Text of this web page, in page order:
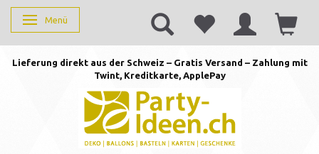
Anzeige ändern
Menü
Lieferung direkt aus der Schweiz – Gratis Versand – Zahlung mit
Twint, Kreditkarte, ApplePay